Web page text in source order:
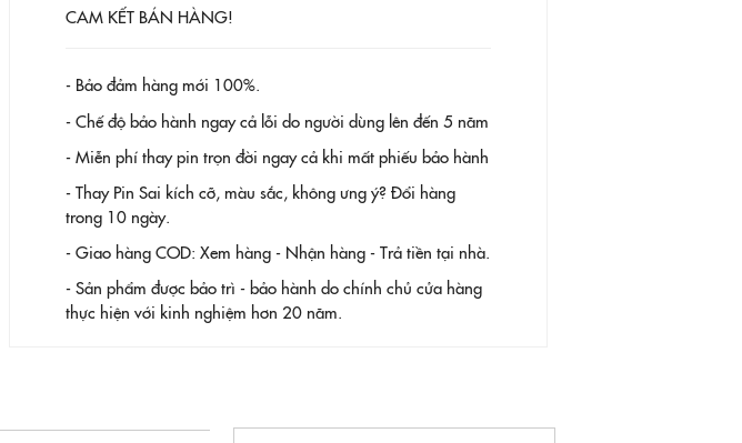
CAM KẾT BÁN HÀNG!
- Bảo đảm hàng mới 100%.
- Chế độ bảo hành ngay cả lỗi do người dùng lên đến 5 năm
- Miễn phí thay pin trọn đời ngay cả khi mất phiếu bảo hành
- Thay Pin Sai kích cỡ, màu sắc, không ưng ý? Đổi hàng
trong 10 ngày.
- Giao hàng COD: Xem hàng - Nhận hàng - Trả tiền tại nhà.
- Sản phẩm được bảo trì - bảo hành do chính chủ cửa hàng
thực hiện với kinh nghiệm hơn 20 năm.